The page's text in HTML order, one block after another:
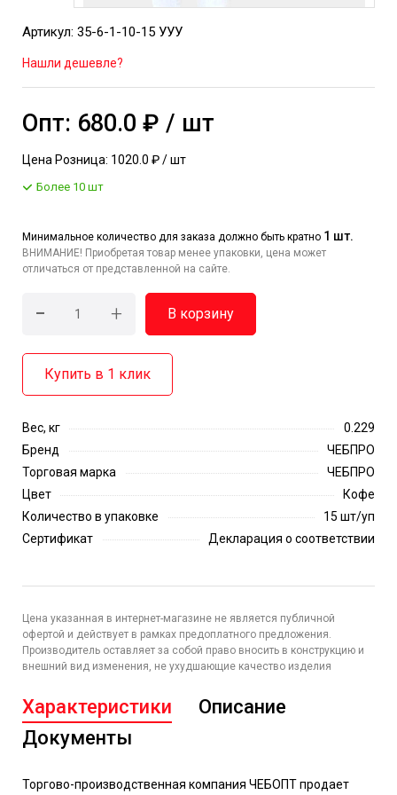
Артикул: 35-6-1-10-15 УУУ
Нашли дешевле?
Опт: 680.0 ₽ / шт
Цена Розница: 1020.0 ₽ / шт
Более 10 шт
Минимальное количество для заказа должно быть кратно 1 шт.
ВНИМАНИЕ! Приобретая товар менее упаковки, цена может
отличаться от представленной на сайте.
- + В корзину
Купить в 1 клик
Вес, кг
0.229
Бренд
ЧЕБПРО
Торговая марка
ЧЕБПРО
Цвет
Кофе
Количество в упаковке
15 шт/уп
Сертификат
Декларация о соответствии
Цена указанная в интернет-магазине не является публичной
офертой и действует в рамках предоплатного предложения.
Производитель оставляет за собой право вносить в конструкцию и
внешний вид изменения, не ухудшающие качество изделия
Характеристики
Описание
Документы
Торгово-производственная компания ЧЕБОПТ продает